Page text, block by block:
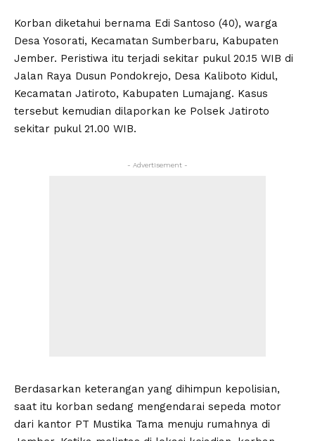
Korban diketahui bernama Edi Santoso (40), warga
Desa Yosorati, Kecamatan Sumberbaru, Kabupaten
Jember. Peristiwa itu terjadi sekitar pukul 20.15 WIB di
Jalan Raya Dusun Pondokrejo, Desa Kaliboto Kidul,
Kecamatan Jatiroto, Kabupaten Lumajang. Kasus
tersebut kemudian dilaporkan ke Polsek Jatiroto
sekitar pukul 21.00 WIB.
- Advertisement -
Berdasarkan keterangan yang dihimpun kepolisian,
saat itu korban sedang mengendarai sepeda motor
dari kantor PT Mustika Tama menuju rumahnya di